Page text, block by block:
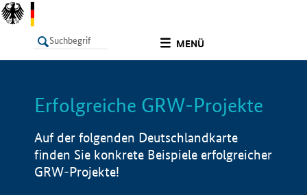
MENÜ
LISTE Info
Erfolgreiche GRW-Projekte
Auf der folgenden Deutschlandkarte
finden Sie konkrete Beispiele erfolgreicher
GRW-Projekte!